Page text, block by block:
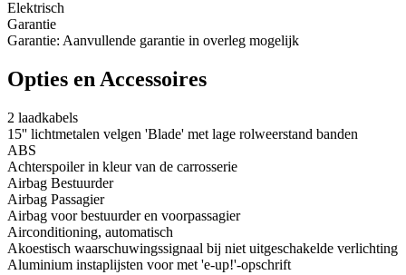
Elektrisch
Garantie
Garantie: Aanvullende garantie in overleg mogelijk
Opties en Accessoires
2 laadkabels
15'' lichtmetalen velgen 'Blade' met lage rolweerstand banden
ABS
Achterspoiler in kleur van de carrosserie
Airbag Bestuurder
Airbag Passagier
Airbag voor bestuurder en voorpassagier
Airconditioning, automatisch
Akoestisch waarschuwingssignaal bij niet uitgeschakelde verlichting
Aluminium instaplijsten voor met 'e-up!'-opschrift